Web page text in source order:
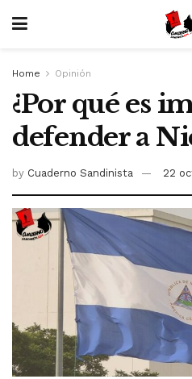
Home Opinión
¿Por qué es
defender a
by Cuaderno Sandinista 22